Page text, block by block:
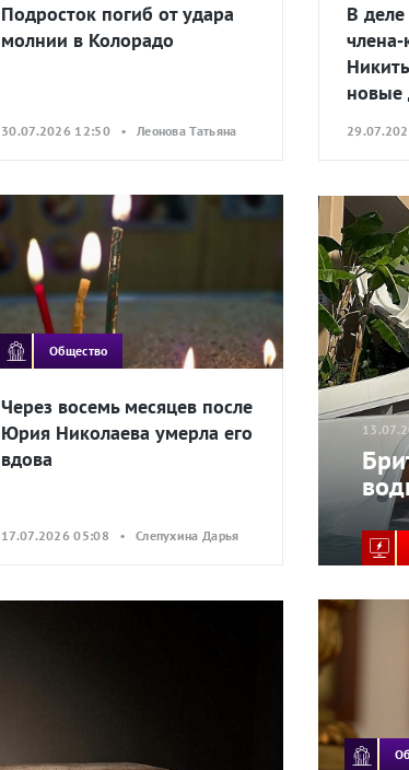
Подросток погиб от удара
молнии в Колорадо
30.07.2026 12:50 • Леонова Татьяна
В
новые
Общество
Через восемь месяцев после
Юрия Николаева умерла его
вдова
17.07.2026 05:08 • Слепухина Дарья